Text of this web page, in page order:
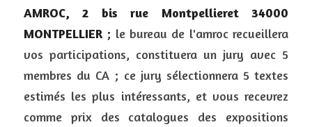
AMROC, 2 bis rue Montpellieret 34000
MONTPELLIER ; le bureau de l'amroc recueillera
vos participations, constituera un jury avec 5
membres du CA ; ce jury sélectionnera 5 textes
estimés les plus intéressants, et vous recevrez
comme prix des catalogues des expositions